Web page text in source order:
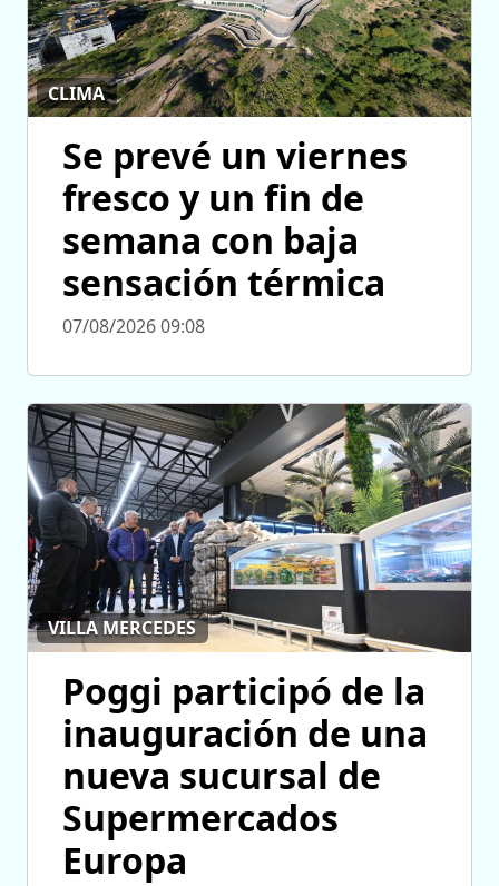
CLIMA
Se prevé un viernes
fresco y un fin de
semana con baja
sensación térmica
07/08/2026 09:08
VILLA MERCEDES
Poggi participó de la
inauguración de una
nueva sucursal de
Supermercados
Europa